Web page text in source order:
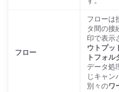
フロー
フローは
タ間の接
印で表示
ウトプッ
トフォル
データ処
じキャン
別々のワ